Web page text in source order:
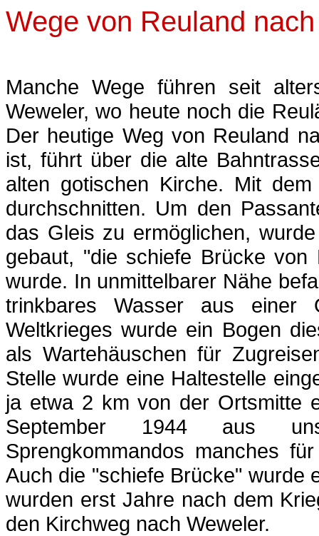
Wege von Reuland
Manche Wege führen seit
Weweler, wo heute noch die
Der heutige Weg von Reuland
ist, führt über die alte
alten gotischen Kirche. Mit
durchschnitten. Um den
das Gleis zu ermöglichen,
gebaut, "die schiefe Brücke
wurde. In unmittelbarer Nähe
trinkbares Wasser aus einer
Weltkrieges wurde ein Bogen
als Wartehäuschen für
Stelle wurde eine Haltestelle
ja etwa 2 km von der Ortsmitte
September 1944 aus
Sprengkommandos manches
Auch die "schiefe Brücke" wurde
wurden erst Jahre nach dem
den Kirchweg nach Weweler.